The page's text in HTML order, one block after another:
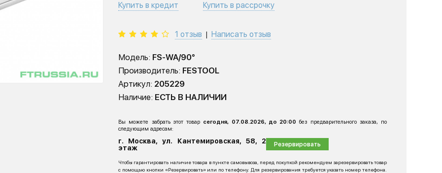
Купить в кредит Купить в рассрочку
1 отзыв Написать отзыв
Модель: FS-WA/90°
Производитель: FESTOOL
Артикул: 205229
Наличие: ЕСТЬ В НАЛИЧИИ
Вы можете забрать этот товар сегодня, 07.08.2026, до 20:00 без предварительного заказа, по
следующим адресам:
г. Москва, ул. Кантемировская, 58, 2
этаж
Резервировать
Чтобы гарантировать наличие товара в пункте самовывоза, перед покупкой рекомендуем зарезервировать товар
с помощью кнопки «Резервировать» или по телефону. Для резервирования требуется указать номер телефона.